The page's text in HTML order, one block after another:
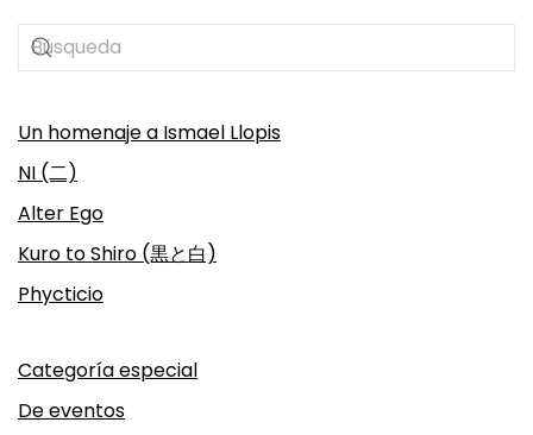
Un homenaje a Ismael Llopis
NI (二)
Alter Ego
Kuro to Shiro (黒と白)
Phycticio
Categoría especial
De eventos